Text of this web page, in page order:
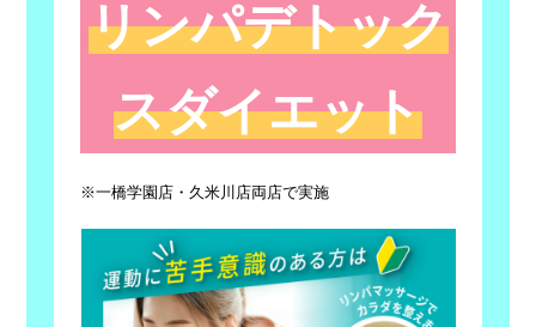
リンパデトック
スダイエット
※一橋学園店・久米川店両店で実施